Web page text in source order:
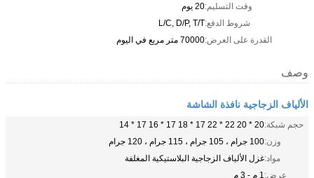
وقت التسليم:20 يوم
شروط الدفع:L/C, D/P, T/T
القدرة على العرض:70000 متر مربع في اليوم
وصف
الألياف الزجاجية نافذة الشاشة
حجم شبكة:20 * 20 22 * ​​22 17 * 18 17 * 16 17 * 14
وزن:100 جرام ، 105 جرام ، 115 جرام ، 120 جرام
مواد:غزل الألياف الزجاجية البلاستيكية المغلفة
عرض:1 م - 3 م